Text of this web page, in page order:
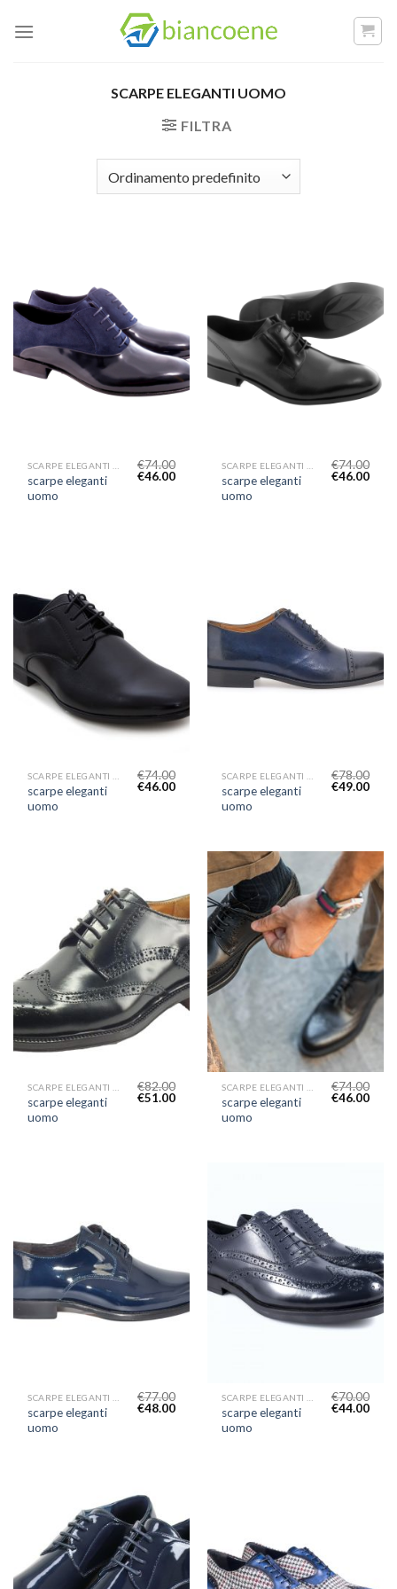
SCARPE ELEGANTI UOMO
FILTRA
scarpe eleganti
uomo
€74.00
€46.00
scarpe eleganti
uomo
€74.00
€46.00
scarpe eleganti
uomo
€74.00
€46.00
scarpe eleganti
uomo
€78.00
€49.00
scarpe eleganti
uomo
€82.00
€51.00
scarpe eleganti
uomo
€74.00
€46.00
scarpe eleganti
uomo
€77.00
€48.00
scarpe eleganti
uomo
€70.00
€44.00